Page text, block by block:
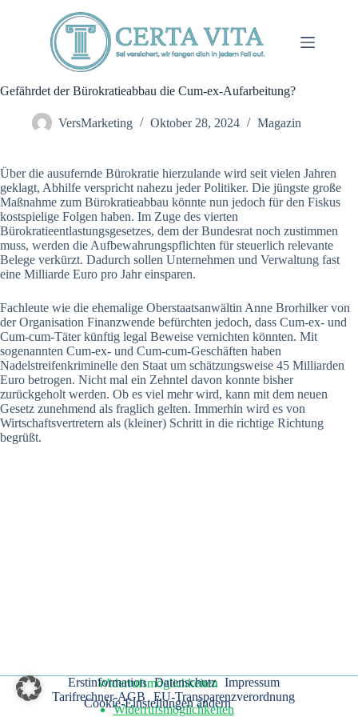
Gefährdet der Bürokratieabbau die Cum-ex-Aufarbeitung?
VersMarketing Oktober 28, 2024 Magazin
Über die ausufernde Bürokratie hierzulande wird seit vielen Jahren
geklagt, Abhilfe verspricht nahezu jeder Politiker. Die jüngste große
Maßnahme zum Bürokratieabbau könnte nun jedoch für den Fiskus
kostspielige Folgen haben. Im Zuge des vierten
Bürokratieentlastungsgesetzes, dem der Bundesrat noch zustimmen
muss, werden die Aufbewahrungspflichten für steuerlich relevante
Belege verkürzt. Dadurch sollen Unternehmen und Verwaltung fast
eine Milliarde Euro pro Jahr einsparen.
Fachleute wie die ehemalige Oberstaatsanwältin Anne Brorhilker von
der Organisation Finanzwende befürchten jedoch, dass Cum-ex- und
Cum-cum-Täter künftig legal Beweise vernichten könnten. Mit
sogenannten Cum-ex- und Cum-cum-Geschäften haben
Nadelstreifenkriminelle den Staat um schätzungsweise 45 Milliarden
Euro betrogen. Nicht mal ein Zehntel davon konnte bisher
zurückgeholt werden. Ob es viel mehr wird, kann mit dem neuen
Gesetz zunehmend als fraglich gelten. Immerhin wird es von
Wirtschaftsvertretern als (kleiner) Schritt in die richtige Richtung
begrüßt.
Erstinformation Datenschutz
Impressum
Tarifrechner-AGB
EU-Transparenzverordnung
Widerrufsmöglichkeiten
Widerrufsmöglichkeiten
Cookie-Einstellungen ändern